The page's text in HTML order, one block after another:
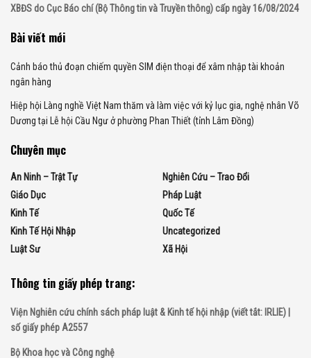
XBĐS do Cục Báo chí (Bộ Thông tin và Truyền thông) cấp ngày 16/08/2024
Bài viết mới
Cảnh báo thủ đoạn chiếm quyền SIM điện thoại để xâm nhập tài khoản
ngân hàng
Hiệp hội Làng nghề Việt Nam thăm và làm việc với kỷ lục gia, nghệ nhân Võ
Dương tại Lễ hội Cầu Ngư ở phường Phan Thiết (tỉnh Lâm Đồng)
Chuyên mục
An Ninh – Trật Tự
Giáo Dục
Kinh Tế
Kinh Tế Hội Nhập
Luật Sư
Nghiên Cứu – Trao Đổi
Pháp Luật
Quốc Tế
Uncategorized
Xã Hội
Thông tin giấy phép trang:
Viện Nghiên cứu chính sách pháp luật & Kinh tế hội nhập (viết tắt: IRLIE) |
số giấy phép A2557
Bộ Khoa học và Công nghệ